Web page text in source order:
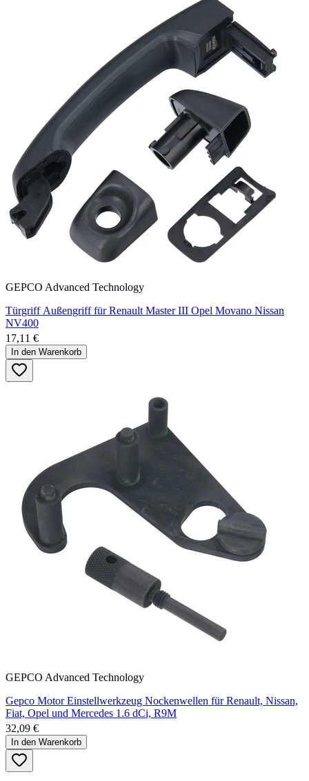
GEPCO Advanced Technology
Türgriff Außengriff für Renault Master III Opel Movano Nissan
NV400
17,11 €
In den Warenkorb
GEPCO Advanced Technology
Gepco Motor Einstellwerkzeug Nockenwellen für Renault, Nissan,
Fiat, Opel und Mercedes 1.6 dCi, R9M
32,09 €
In den Warenkorb